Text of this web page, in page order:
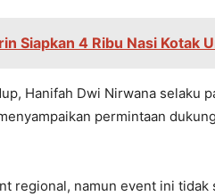
Siapkan 4 Ribu Nasi Kotak
Hanifah Dwi Nirwana selaku
permintaan
regional, namun event ini